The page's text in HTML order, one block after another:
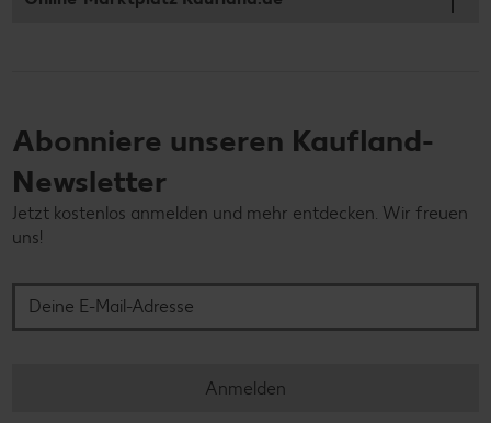
Abonniere unseren Kaufland-
Newsletter
Jetzt kostenlos anmelden und mehr entdecken. Wir freuen
uns!
Anmelden